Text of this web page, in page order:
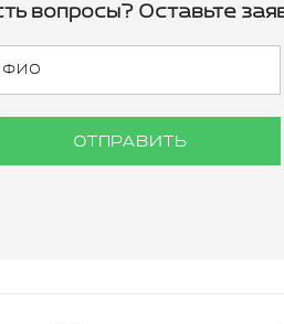
вопросы? Оставьте
ОТПРАВИТЬ